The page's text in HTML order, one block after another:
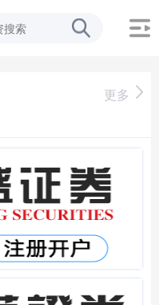
更多